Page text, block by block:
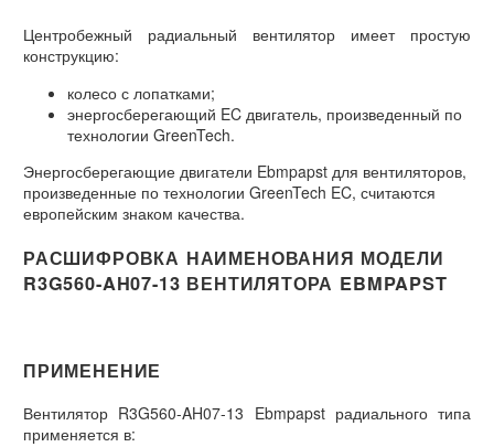
Центробежный радиальный вентилятор имеет простую
конструкцию:
колесо с лопатками;
энергосберегающий EC двигатель, произведенный по
технологии GreenTech.
Энергосберегающие двигатели Ebmpapst для вентиляторов,
произведенные по технологии GreenTech EC, считаются
европейским знаком качества.
РАСШИФРОВКА НАИМЕНОВАНИЯ МОДЕЛИ
R3G560-AH07-13 ВЕНТИЛЯТОРА EBMPAPST
ПРИМЕНЕНИЕ
Вентилятор R3G560-AH07-13 Ebmpapst радиального типа
применяется в: